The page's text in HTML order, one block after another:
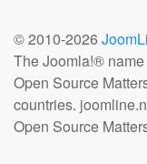
© 2010-2026
The Joomla!®
Open Source
countries.
Open Source